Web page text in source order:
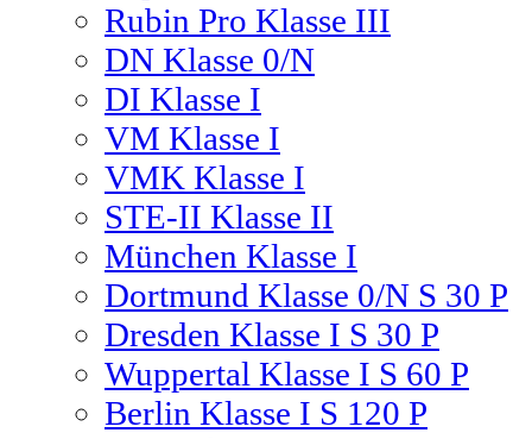
Rubin Pro Klasse III
DN Klasse 0/N
DI Klasse I
VM Klasse I
VMK Klasse I
STE-II Klasse II
München Klasse I
Dortmund Klasse 0/N S 30 P
Dresden Klasse I S 30 P
Wuppertal Klasse I S 60 P
Berlin Klasse I S 120 P